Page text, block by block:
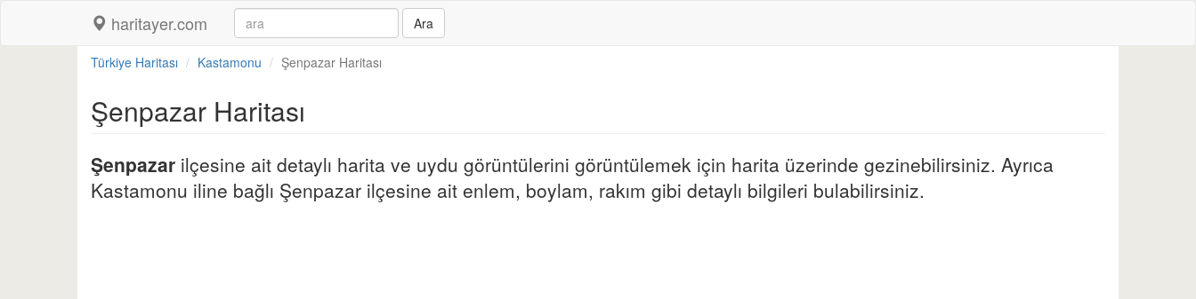
haritayer.com Ara
Türkiye Haritası Kastamonu Şenpazar Haritası
Şenpazar Haritası
Şenpazar ilçesine ait detaylı harita ve uydu görüntülerini görüntülemek için harita üzerinde gezinebilirsiniz. Ayrıca
Kastamonu iline bağlı Şenpazar ilçesine ait enlem, boylam, rakım gibi detaylı bilgileri bulabilirsiniz.